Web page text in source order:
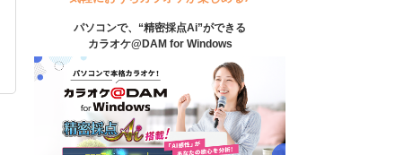
DAM★とも動画
DAM★とも録音
カラオケ＠DAM
パソコンで、“精密採点Ai”ができる
カラオケ@DAM for Windows